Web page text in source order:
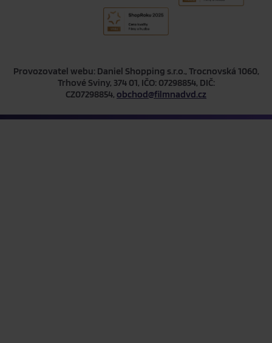
Provozovatel webu: Daniel Shopping s.r.o., Trocnovská 1060,
Trhové Sviny, 374 01, IČO: 07298854, DIČ:
CZ07298854, obchod@filmnadvd.cz